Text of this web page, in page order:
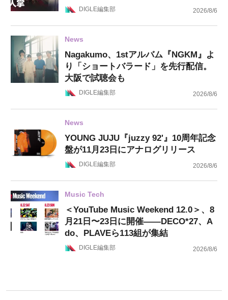
DIGLE編集部 2026/8/6
News
Nagakumo、1stアルバム『NGKM』よ
り「ショートバラード」を先行配信。
大阪で試聴会も
DIGLE編集部 2026/8/6
News
YOUNG JUJU『juzzy 92'』10周年記念
盤が11月23日にアナログリリース
DIGLE編集部 2026/8/6
Music Tech
＜YouTube Music Weekend 12.0＞、8
月21日〜23日に開催——DECO*27、A
do、PLAVEら113組が集結
DIGLE編集部 2026/8/6